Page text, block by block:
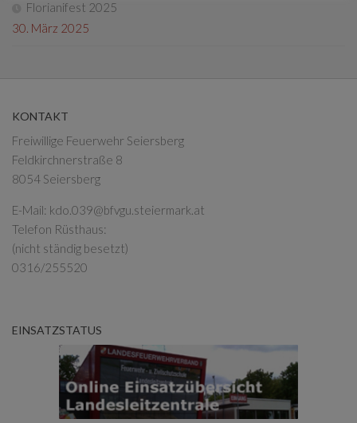
Florianifest 2025
30. März 2025
KONTAKT
Freiwillige Feuerwehr Seiersberg
Feldkirchnerstraße 8
8054 Seiersberg
E-Mail: kdo.039@bfvgu.steiermark.at
Telefon Rüsthaus:
(nicht ständig besetzt)
0316/255520
EINSATZSTATUS